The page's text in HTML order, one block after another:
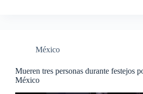
México
Mueren tres personas durante festejos
México